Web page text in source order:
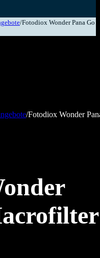
/Fotodiox Wonder Pana Go
/Fotodiox Wonder